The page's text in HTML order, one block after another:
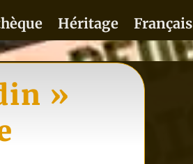
Héritage Français
»